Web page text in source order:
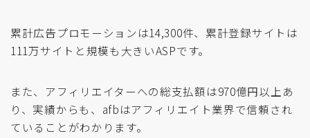
累計広告プロモーションは14,300件、累計登録サイトは
111万サイトと規模も大きいASPです。
また、アフィリエイターへの総支払額は970億円以上あ
り、実績からも、afbはアフィリエイト業界で信頼され
ていることがわかります。